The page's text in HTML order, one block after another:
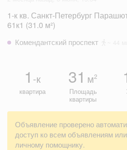
1-к кв. Санкт-Петербург
61к1 (31.0 м²)
Комендантский проспект
1 -к
квартира
31 м2
Площадь
квартиры
Объявление проверено
доступ ко всем объявлениям
личному помощнику.